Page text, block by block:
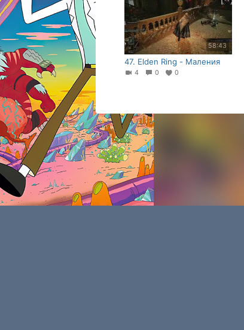
58:43
47. Elden Ring - Маления
4 0 0